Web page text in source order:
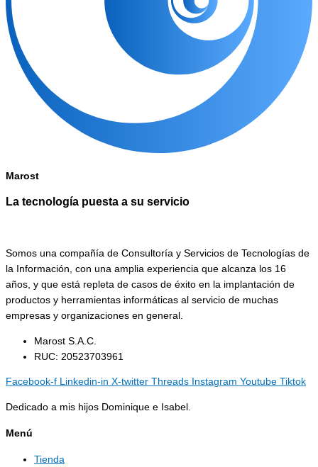
Marost
La tecnología puesta a su servicio
Somos una compañía de Consultoría y Servicios de Tecnologías de
la Información, con una amplia experiencia que alcanza los 16
años, y que está repleta de casos de éxito en la implantación de
productos y herramientas informáticas al servicio de muchas
empresas y organizaciones en general.
Marost S.A.C.
RUC: 20523703961
Facebook-f Linkedin-in X-twitter Threads Instagram Youtube Tiktok
Dedicado a mis hijos Dominique e Isabel.
Menú
Tienda